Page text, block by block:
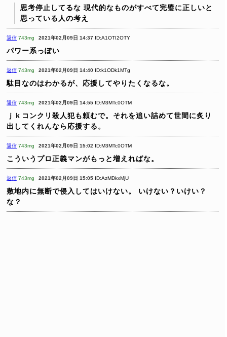
思考停止してるな 現代的なものがすべて完璧に正しいと
思っている人の考え
返信 743mg 2021年02月09日 14:37 ID:A1OTI2OTY
パワー系っぽい
返信 743mg 2021年02月09日 14:40 ID:k1ODk1MTg
駄目なのはわかるが、応援してやりたくなるな。
返信 743mg 2021年02月09日 14:55 ID:M3MTc0OTM
ｊｋコンクリ殺人犯も頼むで。それを追い詰めて世間に炙り
出してくれんなら応援する。
返信 743mg 2021年02月09日 15:02 ID:M3MTc0OTM
こういうプロ正義マンがもっと増えればな。
返信 743mg 2021年02月09日 15:05 ID:AzMDkxMjU
敷地内に無断で侵入してはいけない。
いけない？いけい？
な？